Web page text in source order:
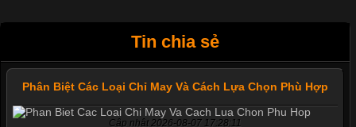
Tin chia sẻ
Phân Biệt Các Loại Chỉ May Và Cách Lựa Chọn Phù Hợp
Cập nhật 2026-08-07 17:28:11